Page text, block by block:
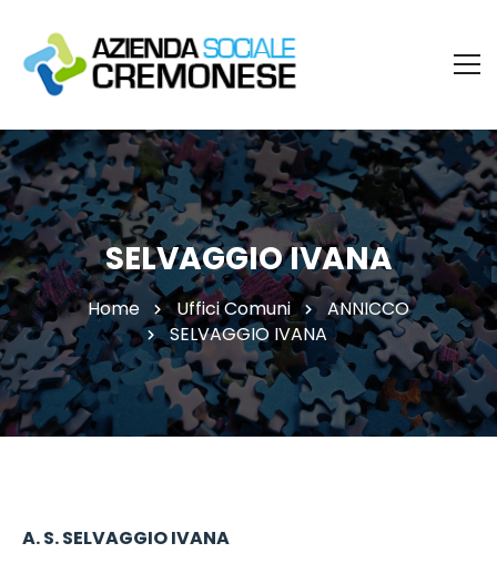
SELVAGGIO IVANA
Home Uffici Comuni
ANNICCO
SELVAGGIO IVANA
A. S. SELVAGGIO IVANA